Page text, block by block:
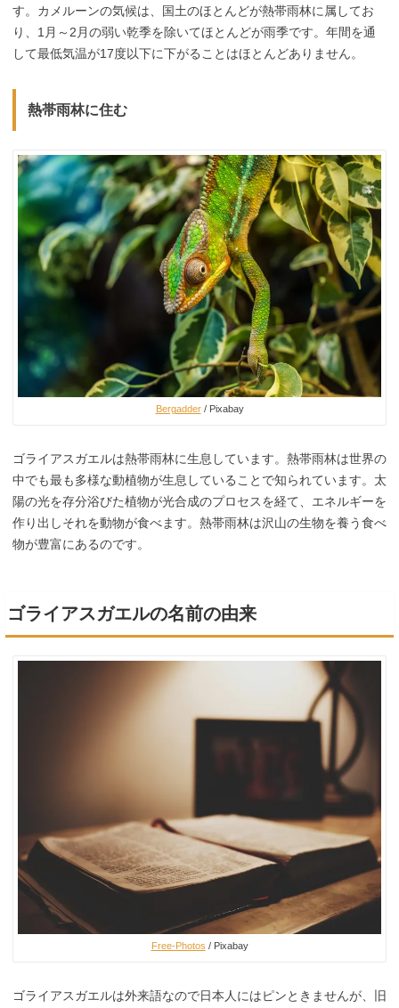
す。カメルーンの気候は、国土のほとんどが熱帯雨林に属してお
り、1月～2月の弱い乾季を除いてほとんどが雨季です。年間を通
して最低気温が17度以下に下がることはほとんどありません。
熱帯雨林に住む
Bergadder/ Pixabay
ゴライアスガエルは熱帯雨林に生息しています。熱帯雨林は世界の
中でも最も多様な動植物が生息していることで知られています。太
陽の光を存分浴びた植物が光合成のプロセスを経て、エネルギーを
作り出しそれを動物が食べます。熱帯雨林は沢山の生物を養う食べ
物が豊富にあるのです。
ゴライアスガエルの名前の由来
Free-Photos / Pixabay
ゴライアスガエルは外来語なので日本人にはピンときませんが、旧